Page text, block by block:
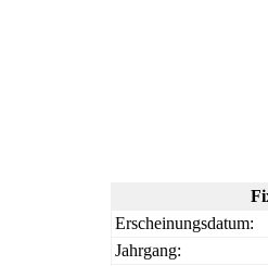
Erscheinungsdatum:
Jahrgang: